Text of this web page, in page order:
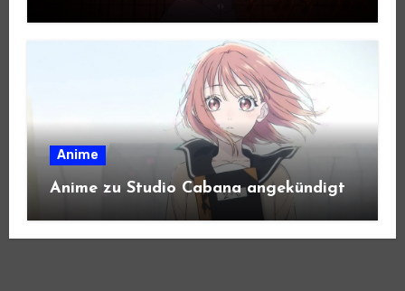
Anime
Anime zu Studio Cabana angekündigt